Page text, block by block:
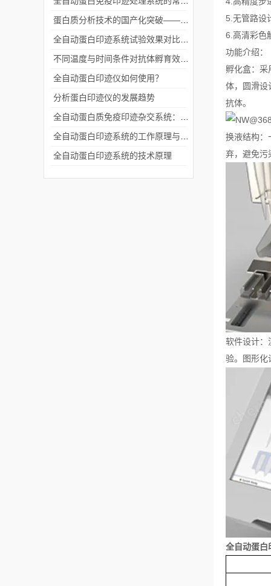
5.无管路设
6.高清彩色
功能介绍：
孵化盒：采
体，圆滑设
抗体。
换液结构：
弃，避免污
软件设计：
验。图形化
全自动蛋白
全自动蛋白印迹仪如何使用？
分析蛋白印迹仪的发展趋势
全自动蛋白印迹系统的技术原理